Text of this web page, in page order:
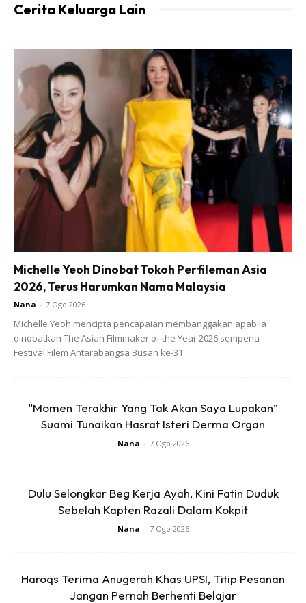
[TRENDING] Kepala Aku Dihayun Jurulatih.” Remuk Hati
Kakak Allahyarham Prebet Iman Bila Temui Nota Adiknya
Di ‘Ragging’ Selepas 5 Bulan Pemergiannya
[EKSKLUSIF] Kalau Nak Jadi Perdana Menteri Kenalah…
Nasihat ‘Deep’ Tun M Kepada Umar
Ads
Cerita Keluarga Lain
Michelle Yeoh Dinobat Tokoh Perfileman Asia
2026, Terus Harumkan Nama Malaysia
Nana - 7 Ogo 2026
Michelle Yeoh mencipta pencapaian membanggakan apabila
dinobatkan The Asian Filmmaker of the Year 2026 sempena
Festival Filem Antarabangsa Busan ke-31.
“Momen Terakhir Yang Tak Akan Saya Lupakan”
Suami Tunaikan Hasrat Isteri Derma Organ
Nana - 7 Ogo 2026
Dulu Selongkar Beg Kerja Ayah, Kini Fatin Duduk
Sebelah Kapten Razali Dalam Kokpit
Nana - 7 Ogo 2026
Haroqs Terima Anugerah Khas UPSI, Titip Pesanan
Jangan Pernah Berhenti Belajar